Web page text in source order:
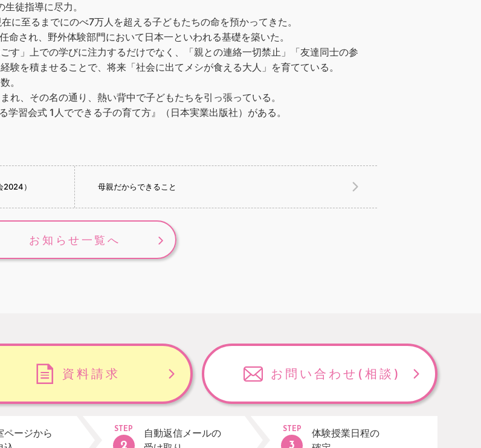
徒指導に尽力。
に至るまでにのべ7万人を超える子どもたちの命を預かってきた。
され、野外体験部門において日本一といわれる基礎を築いた。
す」上での学びに注力するだけでなく、「親との連絡一切禁止」「友達同士の参
験を積ませることで、将来「社会に出てメシが食える大人」を育てている。
。
れ、その名の通り、熱い背中で子どもたちを引っ張っている。
習会式 1人でできる子の育て方』（日本実業出版社）がある。
） 母親だからできること
お知らせ一覧へ
資料請求 お問い合わせ (相談)
ページから
STEP
自動返信メールの
STEP
体験授業日程の